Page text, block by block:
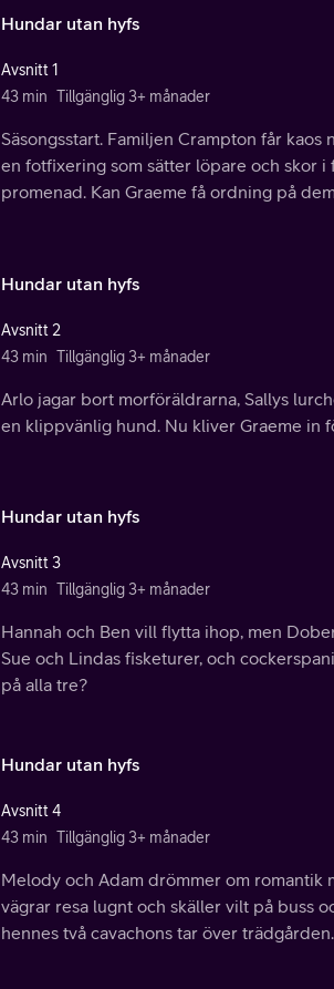
Hundar utan hyfs
Avsnitt 1
43 min Tillgänglig 3+ månader
Säsongsstart. Familjen Crampton får
en fotfixering som sätter löpare och skor
promenad. Kan Graeme få ordning på
Hundar utan hyfs
Avsnitt 2
43 min Tillgänglig 3+ månader
Arlo jagar bort morföräldrarna, Sallys
en klippvänlig hund. Nu kliver Graeme in
Hundar utan hyfs
Avsnitt 3
43 min Tillgänglig 3+ månader
Hannah och Ben vill flytta ihop, men
Sue och Lindas fisketurer, och
på alla tre?
Hundar utan hyfs
Avsnitt 4
43 min Tillgänglig 3+ månader
Melody och Adam drömmer om romantik
vägrar resa lugnt och skäller vilt på buss
hennes två cavachons tar över trädgården.